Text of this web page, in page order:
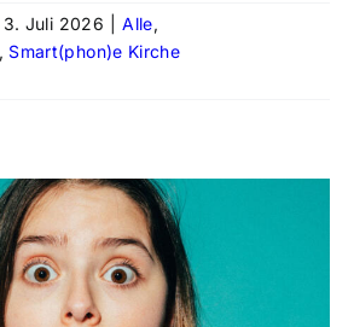
3. Juli 2026 Alle,
, Smart(phon)e Kirche